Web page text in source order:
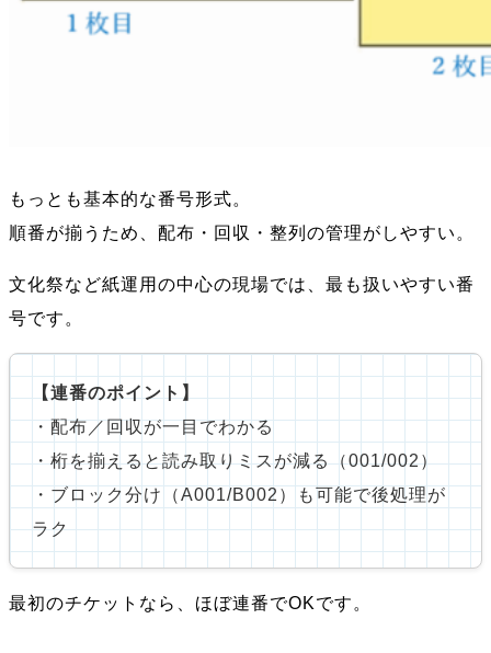
もっとも基本的な番号形式。
順番が揃うため、配布・回収・整列の管理がしやすい。
文化祭など紙運用の中心の現場では、最も扱いやすい番
号です。
【連番のポイント】
・配布／回収が一目でわかる
・桁を揃えると読み取りミスが減る（001/002）
・ブロック分け（A001/B002）も可能で後処理が
ラク
最初のチケットなら、ほぼ連番でOKです。